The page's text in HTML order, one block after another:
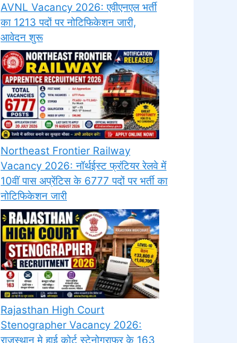
AVNL Vacancy 2026: एवीएनएल भर्ती
का 1213 पदों पर नोटिफिकेशन जारी,
आवेदन शुरू
Northeast Frontier Railway
Vacancy 2026: नॉर्थईस्ट फ्रंटियर रेलवे में
10वीं पास अप्रेंटिस के 6777 पदों पर भर्ती का
नोटिफिकेशन जारी
Rajasthan High Court
Stenographer Vacancy 2026:
राजस्थान मे हाई कोर्ट स्टेनोग्राफर के 163